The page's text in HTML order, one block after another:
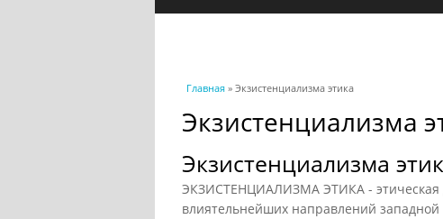
Вы здесь
Главная » Экзистенциализма этика
Экзистенциализма
Экзистенциализма
ЭКЗИСТЕНЦИАЛИЗМА ЭТИКА - этическая
влиятельнейших направлений западной